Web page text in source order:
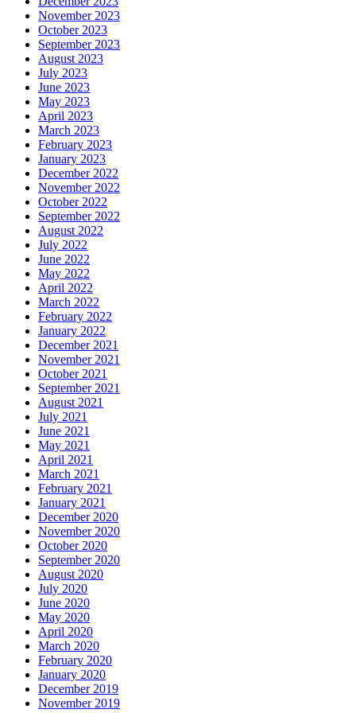
November 2023
October 2023
September 2023
August 2023
July 2023
June 2023
May 2023
April 2023
March 2023
February 2023
January 2023
December 2022
November 2022
October 2022
September 2022
August 2022
July 2022
June 2022
May 2022
April 2022
March 2022
February 2022
January 2022
December 2021
November 2021
October 2021
September 2021
August 2021
July 2021
June 2021
May 2021
April 2021
March 2021
February 2021
January 2021
December 2020
November 2020
October 2020
September 2020
August 2020
July 2020
June 2020
May 2020
April 2020
March 2020
February 2020
January 2020
December 2019
November 2019